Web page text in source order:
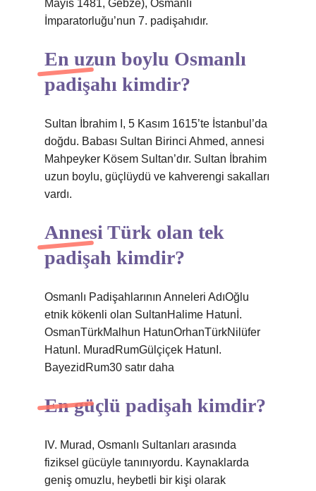
Mayıs 1481, Gebze), Osmanlı
İmparatorluğu’nun 7. padişahıdır.
En uzun boylu Osmanlı
padişahı kimdir?
Sultan İbrahim I, 5 Kasım 1615’te İstanbul’da
doğdu. Babası Sultan Birinci Ahmed, annesi
Mahpeyker Kösem Sultan’dır. Sultan İbrahim
uzun boylu, güçlüydü ve kahverengi sakalları
vardı.
Annesi Türk olan tek
padişah kimdir?
Osmanlı Padişahlarının Anneleri AdıOğlu
etnik kökenli olan SultanHalime Hatunİ.
OsmanTürkMalhun HatunOrhanTürkNilüfer
HatunI. MuradRumGülçiçek HatunI.
BayezidRum30 satır daha
En güçlü padişah kimdir?
IV. Murad, Osmanlı Sultanları arasında
fiziksel gücüyle tanınıyordu. Kaynaklarda
geniş omuzlu, heybetli bir kişi olarak